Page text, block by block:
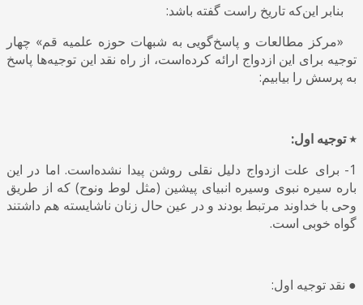
بنابر این‌که تاریخ راست گفته باشد:
«مرکز مطالعات و پاسخ‌گویی به شبهات حوزه علمیه قم» چهار
توجیه برای این ازدواج ارائه کرده‌است، از راه نقد این توجیه‌ها پاسخ
به پرسش را بیابیم:
٭ توجیه اول:
1- برای علت ازدواج دلیل نقلی روشن پیدا نشده‌است. اما در این
باره سیره نبوی وسیره انبیای پیشین (مثل لوط ونوح) که از طریق
وحی با خداوند مرتبط بودند و در عین حال زنان ناشایسته هم داشتند
گواه خوبی است.
● نقد توجیه اول: